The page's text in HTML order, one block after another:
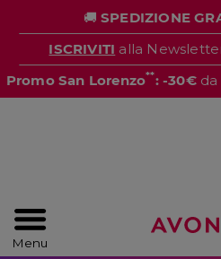
🚚 SPEDIZIONE
ISCRIVITI alla
Promo San Lorenzo**: -30€da
Menu